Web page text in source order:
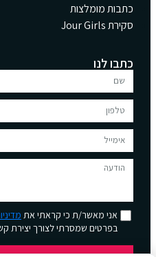
כתבות מומלצות
סקירת Jour Girls
כתבו לנו
אני מאשר/ת כי קראתי את
בפרטים שמסרתי לצורך יצירת